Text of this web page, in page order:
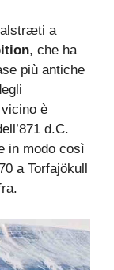
a
, che ha
più antiche
è
d.C.
in modo così
a Torfajökull